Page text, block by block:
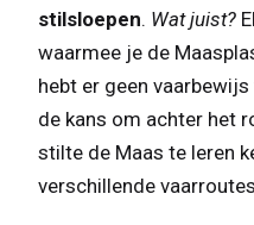
stilsloepen. Wat juist?
waarmee je de
hebt er geen
de kans om achter het
stilte de Maas te leren
verschillende